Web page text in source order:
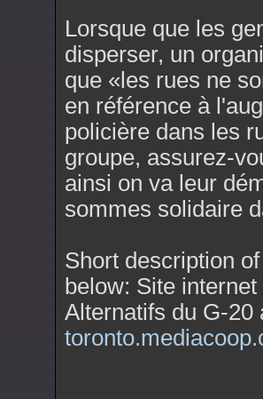
Lorsque que les
disperser, un
que «les rues ne
en référence à
policière dans les
groupe, assurez-
ainsi on va leur
sommes solidaire
Short description
below: Site
Alternatifs du G-20